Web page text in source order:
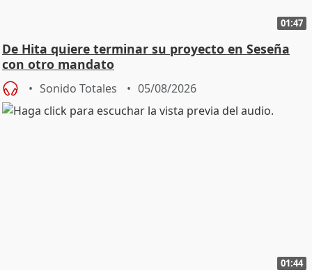
01:47
De Hita quiere terminar su proyecto en Seseña
con otro mandato
Sonido Totales 05/08/2026
01:44